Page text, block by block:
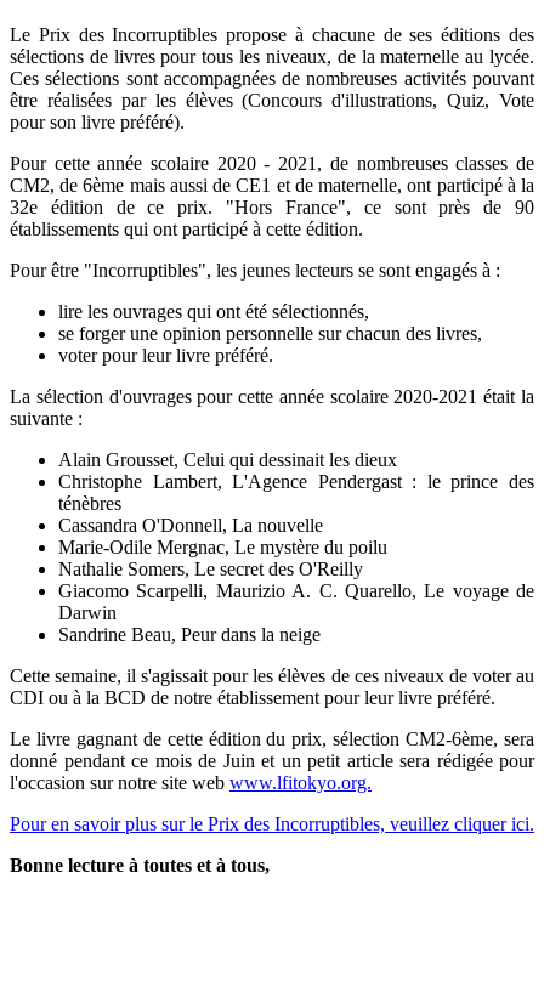
Le Prix des Incorruptibles propose à chacune de ses éditions des
sélections de livres pour tous les niveaux, de la maternelle au lycée.
Ces sélections sont accompagnées de nombreuses activités pouvant
être réalisées par les élèves (Concours d'illustrations, Quiz, Vote
pour son livre préféré).
Pour cette année scolaire 2020 - 2021, de nombreuses classes de
CM2, de 6ème mais aussi de CE1 et de maternelle, ont participé à la
32e édition de ce prix. "Hors France", ce sont près de 90
établissements qui ont participé à cette édition.
Pour être "Incorruptibles", les jeunes lecteurs se sont engagés à :
lire les ouvrages qui ont été sélectionnés,
se forger une opinion personnelle sur chacun des livres,
voter pour leur livre préféré.
La sélection d'ouvrages pour cette année scolaire 2020-2021 était la
suivante :
Alain Grousset, Celui qui dessinait les dieux
Christophe Lambert, L'Agence Pendergast : le prince des
ténèbres
Cassandra O'Donnell, La nouvelle
Marie-Odile Mergnac, Le mystère du poilu
Nathalie Somers, Le secret des O'Reilly
Giacomo Scarpelli, Maurizio A. C. Quarello, Le voyage de
Darwin
Sandrine Beau, Peur dans la neige
Cette semaine, il s'agissait pour les élèves de ces niveaux de voter au
CDI ou à la BCD de notre établissement pour leur livre préféré.
Le livre gagnant de cette édition du prix, sélection CM2-6ème, sera
donné pendant ce mois de Juin et un petit article sera rédigée pour
l'occasion sur notre site web www.lfitokyo.org.
Pour en savoir plus sur le Prix des Incorruptibles, veuillez cliquer ici.
Bonne lecture à toutes et à tous,